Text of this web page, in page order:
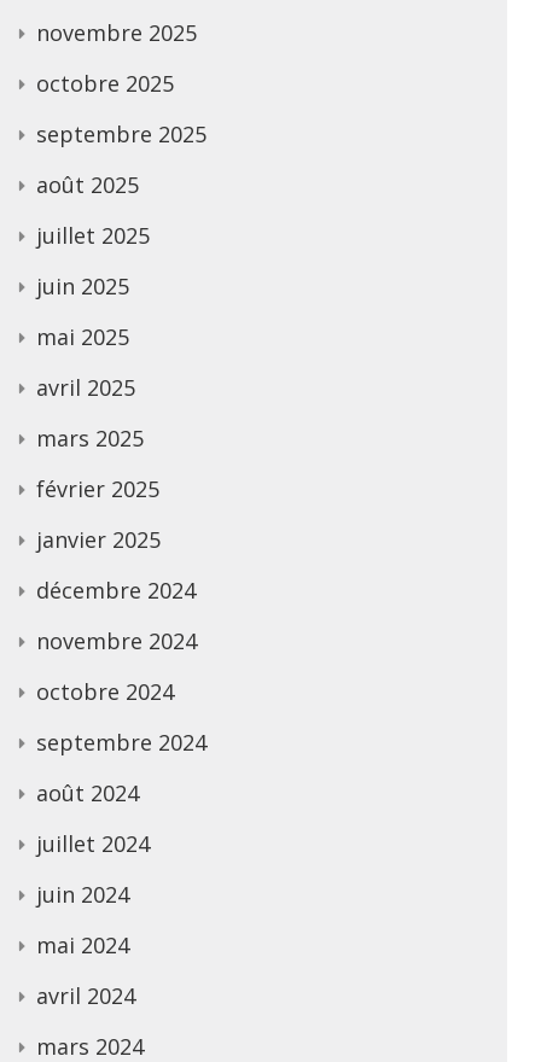
novembre 2025
octobre 2025
septembre 2025
août 2025
juillet 2025
juin 2025
mai 2025
avril 2025
mars 2025
février 2025
janvier 2025
décembre 2024
novembre 2024
octobre 2024
septembre 2024
août 2024
juillet 2024
juin 2024
mai 2024
avril 2024
mars 2024